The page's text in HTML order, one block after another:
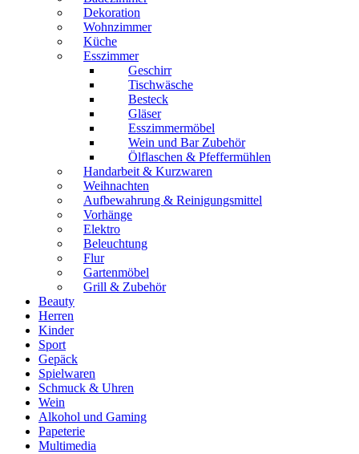
Dekoration
Wohnzimmer
Küche
Esszimmer
Geschirr
Tischwäsche
Besteck
Gläser
Esszimmermöbel
Wein und Bar Zubehör
Ölflaschen & Pfeffermühlen
Handarbeit & Kurzwaren
Weihnachten
Aufbewahrung & Reinigungsmittel
Vorhänge
Elektro
Beleuchtung
Flur
Gartenmöbel
Grill & Zubehör
Beauty
Herren
Kinder
Sport
Gepäck
Spielwaren
Schmuck & Uhren
Wein
Alkohol und Gaming
Papeterie
Multimedia